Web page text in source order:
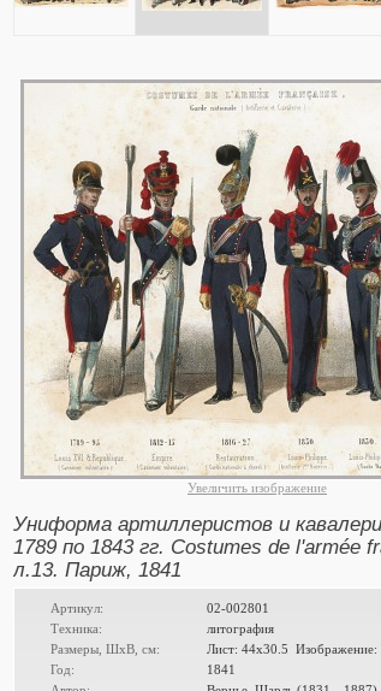
Увеличить изображение
Униформа артиллеристов и
1789 по 1843 гг. Costumes de l'armée
л.13. Париж, 1841
Артикул:
02-002801
Техника:
литография
Размеры, ШxВ, см:
Лист: 44x30.5 Изображение:
Год:
1841